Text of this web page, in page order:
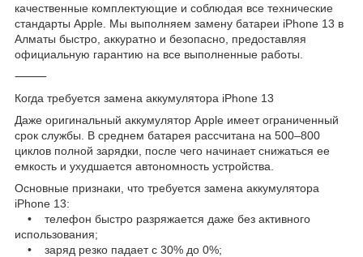
качественные комплектующие и соблюдая все технические
стандарты Apple. Мы выполняем замену батареи iPhone 13 в
Алматы быстро, аккуратно и безопасно, предоставляя
официальную гарантию на все выполненные работы.
⸻
Когда требуется замена аккумулятора iPhone 13
Даже оригинальный аккумулятор Apple имеет ограниченный
срок службы. В среднем батарея рассчитана на 500–800
циклов полной зарядки, после чего начинает снижаться ее
емкость и ухудшается автономность устройства.
Основные признаки, что требуется замена аккумулятора
iPhone 13:
• телефон быстро разряжается даже без активного
использования;
• заряд резко падает с 30% до 0%;